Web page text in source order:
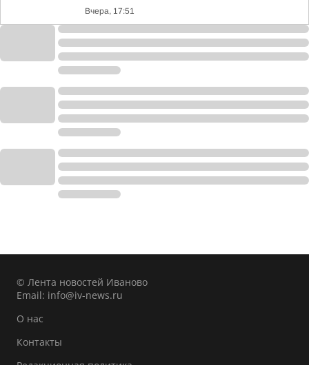
Вчера, 17:51
© Лента новостей Иваново
Email: info@iv-news.ru
О нас
Контакты